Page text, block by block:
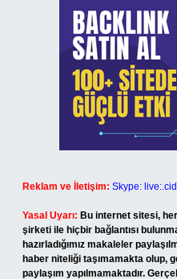
Reklam ve İletişim: Skype:
Yasal Uyarı: Bu internet sitesi,
şirketi ile hiçbir bağlantısı
hazırladığımız makaleler
haber niteliği taşımamakta olup,
paylaşım yapılmamaktadır.